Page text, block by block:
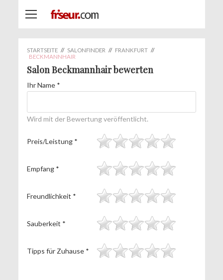
STARTSEITE // SALONFINDER // FRANKFURT //
BECKMANNHAIR
Salon Beckmannhair bewerten
Ihr Name *
Wird mit der Bewertung veröffentlicht.
Preis/Leistung *
Empfang *
Freundlichkeit *
Sauberkeit *
Tipps für Zuhause *